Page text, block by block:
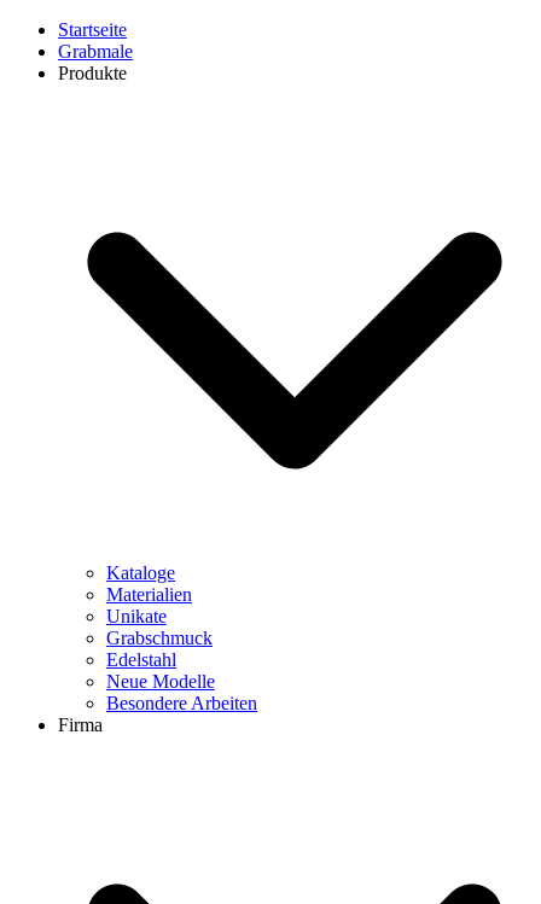
Startseite
Grabmale
Produkte
Kataloge
Materialien
Unikate
Grabschmuck
Edelstahl
Neue Modelle
Besondere Arbeiten
Firma